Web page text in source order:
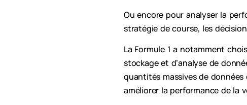
Ou encore pour analyser la
stratégie de course, les
La Formule 1 a notamment
stockage et d’analyse de
quantités massives de
améliorer la performance de la